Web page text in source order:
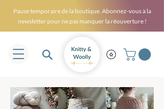
Pause temporaire de la boutique. Abonnez-vous à la
newsletter pour ne pas manquer la réouverture !